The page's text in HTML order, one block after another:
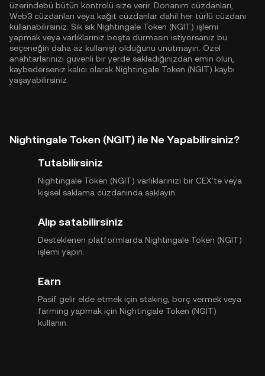
üzerindebü bütün kontrolü size verir. Donanım cüzdanları,
Web3 cüzdanları veya kağıt cüzdanlar dahil her türlü cüzdanı
kullanabilirsiniz. Sık sık Nightingale Token (NGIT) işlemi
yapmak veya varlıklarınız boşta durmasın istiyorsanız bu
seçeneğin daha az kullanışlı olduğunu unutmayın. Özel
anahtarlarınızı güvenli bir yerde sakladığınızdan emin olun,
kaybederseniz kalıcı olarak Nightingale Token (NGIT) kaybı
yaşayabilirsiniz.
Nightingale Token (NGIT) ile Ne Yapabilirsiniz?
Tutabilirsiniz
Nightingale Token (NGIT) varlıklarınızı bir CEX'te veya
kişisel saklama cüzdanında saklayın.
Alıp satabilirsiniz
Desteklenen platformlarda Nightingale Token (NGIT)
işlemi yapın.
Earn
Pasif gelir elde etmek için staking, borç vermek veya
farming yapmak için Nightingale Token (NGIT)
kullanın.